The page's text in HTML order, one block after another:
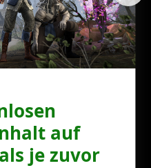
auf
je zuvor